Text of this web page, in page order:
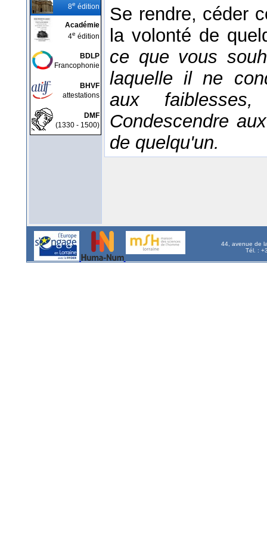
8e édition
Académie
4e édition
BDLP
Francophonie
BHVF
attestations
DMF
(1330 - 1500)
Se rendre, céder
la volonté de
ce que vous
laquelle il ne
aux
Condescendre
de quelqu'un.
44, avenue de
Tél. :